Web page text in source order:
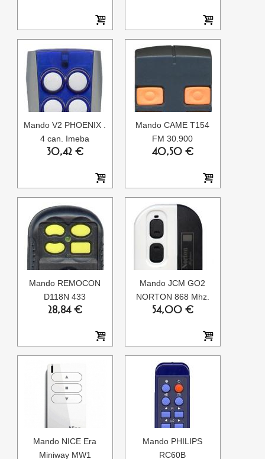
Mando V2 PHOENIX .
4 can. Imeba
30,42 €
Mando CAME T154
FM 30.900
40,50 €
Mando REMOCON
D118N 433
28,84 €
Mando JCM GO2
NORTON 868 Mhz.
54,00 €
Mando NICE Era
Miniway MW1
Mando PHILIPS
RC60B